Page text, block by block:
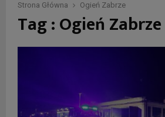
Strona Główna Ogień Zabrze
Tag : Ogień Zabrze